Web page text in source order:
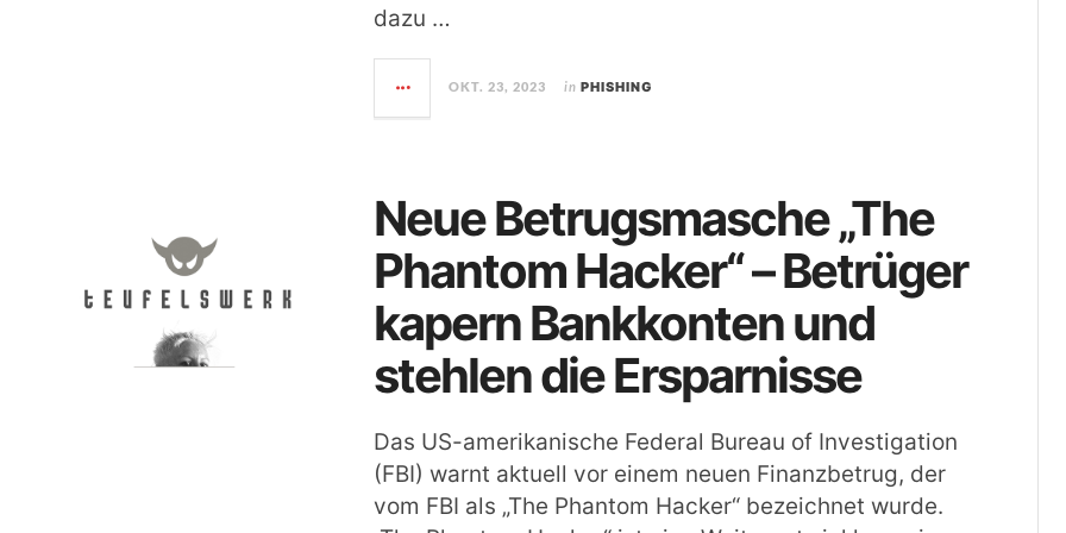
dazu …
OKT. 23, 2023 in PHISHING
Neue Betrugsmasche „The
Phantom Hacker“ – Betrüger
kapern Bankkonten und
stehlen die Ersparnisse
Das US-amerikanische Federal Bureau of Investigation
(FBI) warnt aktuell vor einem neuen Finanzbetrug, der
vom FBI als „The Phantom Hacker“ bezeichnet wurde.